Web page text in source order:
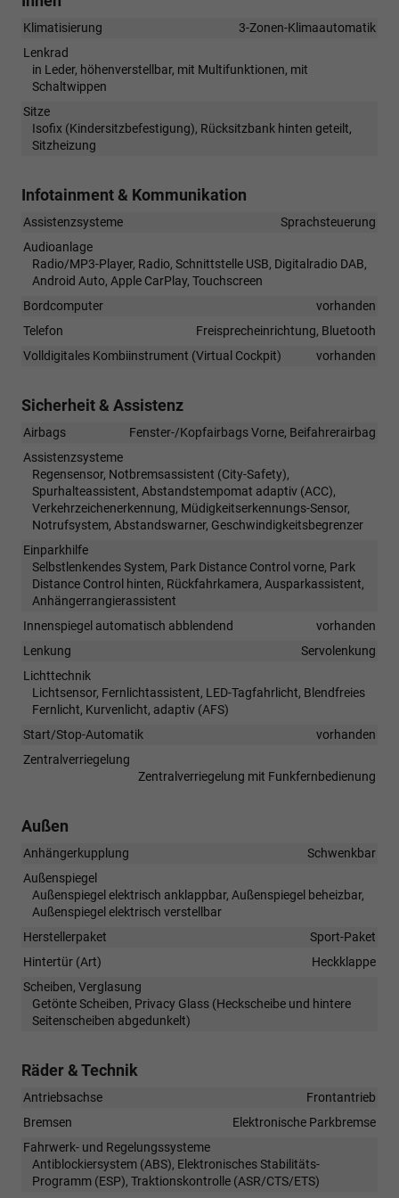
Klimatisierung
3-Zonen-Klimaautomatik
Lenkrad
in Leder, höhenverstellbar, mit Multifunktionen, mit
Schaltwippen
Sitze
Isofix (Kindersitzbefestigung), Rücksitzbank hinten geteilt,
Sitzheizung
Infotainment & Kommunikation
Assistenzsysteme
Sprachsteuerung
Audioanlage
Radio/MP3-Player, Radio, Schnittstelle USB, Digitalradio DAB,
Android Auto, Apple CarPlay, Touchscreen
Bordcomputer
vorhanden
Telefon
Freisprecheinrichtung, Bluetooth
Volldigitales Kombiinstrument (Virtual Cockpit)
vorhanden
Sicherheit & Assistenz
Airbags
Fenster-/Kopfairbags Vorne, Beifahrerairbag
Assistenzsysteme
Regensensor, Notbremsassistent (City-Safety),
Spurhalteassistent, Abstandstempomat adaptiv (ACC),
Verkehrzeichenerkennung, Müdigkeitserkennungs-Sensor,
Notrufsystem, Abstandswarner, Geschwindigkeitsbegrenzer
Einparkhilfe
Selbstlenkendes System, Park Distance Control vorne, Park
Distance Control hinten, Rückfahrkamera, Ausparkassistent,
Anhängerrangierassistent
Innenspiegel automatisch abblendend
vorhanden
Lenkung
Servolenkung
Lichttechnik
Lichtsensor, Fernlichtassistent, LED-Tagfahrlicht, Blendfreies
Fernlicht, Kurvenlicht, adaptiv (AFS)
Start/Stop-Automatik
vorhanden
Zentralverriegelung
Zentralverriegelung mit Funkfernbedienung
Außen
Anhängerkupplung
Schwenkbar
Außenspiegel
Außenspiegel elektrisch anklappbar, Außenspiegel beheizbar,
Außenspiegel elektrisch verstellbar
Herstellerpaket
Sport-Paket
Hintertür (Art)
Heckklappe
Scheiben, Verglasung
Getönte Scheiben, Privacy Glass (Heckscheibe und hintere
Seitenscheiben abgedunkelt)
Räder & Technik
Antriebsachse
Frontantrieb
Bremsen
Elektronische Parkbremse
Fahrwerk- und Regelungssysteme
Antiblockiersystem (ABS), Elektronisches Stabilitäts-
Programm (ESP), Traktionskontrolle (ASR/CTS/ETS)